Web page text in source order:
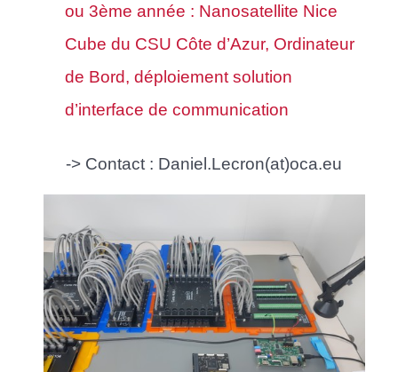
ou 3ème année : Nanosatellite Nice
Cube du CSU Côte d’Azur, Ordinateur
de Bord, déploiement solution
d’interface de communication
-> Contact : Daniel.Lecron(at)oca.eu